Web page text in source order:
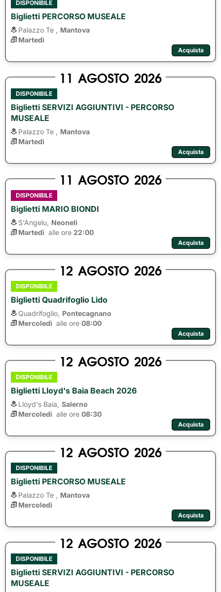
DISPONIBILE
Biglietti PERCORSO MUSEALE
Palazzo Te ,
Mantova
Martedì
Acquista
11 AGOSTO 2026
DISPONIBILE
Biglietti SERVIZI AGGIUNTIVI - PERCORSO
MUSEALE
Palazzo Te ,
Mantova
Martedì
Acquista
11 AGOSTO 2026
DISPONIBILE
Biglietti MARIO BIONDI
S'Angelu, Neoneli
Martedì alle ore 22:00
Acquista
12 AGOSTO 2026
DISPONIBILE
Biglietti Quadrifoglio Lido
Quadrifoglio, Pontecagnano
Mercoledì alle ore 08:00
Acquista
12 AGOSTO 2026
DISPONIBILE
Biglietti Lloyd's Baia Beach 2026
Lloyd's Baia, Salerno
Mercoledì alle ore 08:30
Acquista
12 AGOSTO 2026
DISPONIBILE
Biglietti PERCORSO MUSEALE
Palazzo Te ,
Mantova
Mercoledì
Acquista
12 AGOSTO 2026
DISPONIBILE
Biglietti SERVIZI AGGIUNTIVI - PERCORSO
MUSEALE